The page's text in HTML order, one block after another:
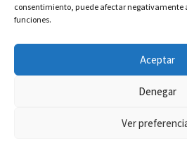
consentimiento, puede afectar negativamente
funciones.
Aceptar
Denegar
Ver